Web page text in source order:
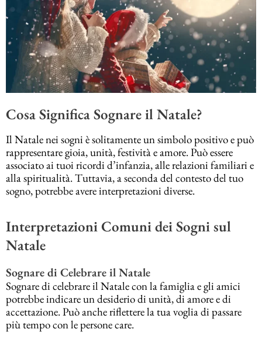
Cosa Significa Sognare il Natale?
Il Natale nei sogni è solitamente un simbolo positivo e può
rappresentare gioia, unità, festività e amore. Può essere
associato ai tuoi ricordi d’infanzia, alle relazioni familiari e
alla spiritualità. Tuttavia, a seconda del contesto del tuo
sogno, potrebbe avere interpretazioni diverse.
Interpretazioni Comuni dei Sogni sul
Natale
Sognare di Celebrare il Natale
Sognare di celebrare il Natale con la famiglia e gli amici
potrebbe indicare un desiderio di unità, di amore e di
accettazione. Può anche riflettere la tua voglia di passare
più tempo con le persone care.